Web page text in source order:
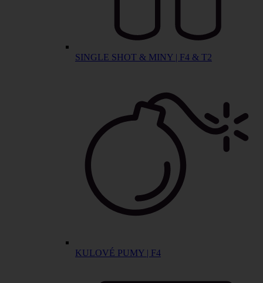
SINGLE SHOT & MINY | F4 & T2
KULOVÉ PUMY | F4